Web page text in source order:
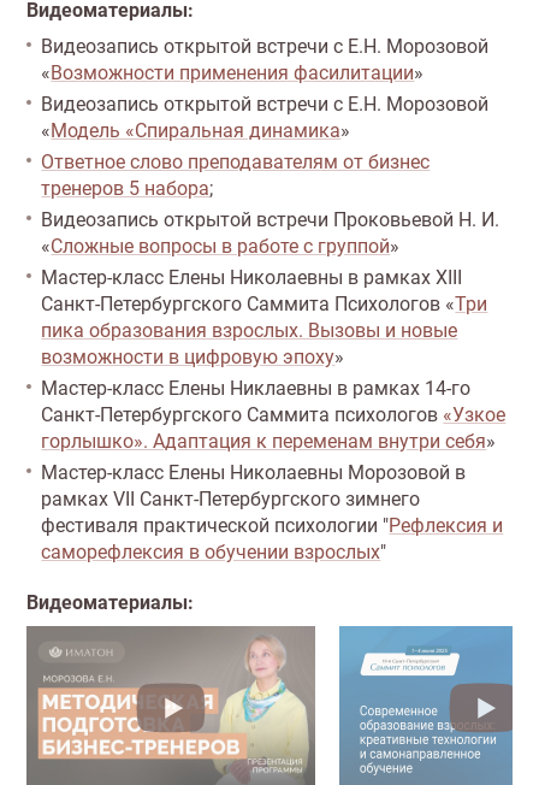
Видеоматериалы:
Видеозапись открытой встречи с Е.Н. Морозовой
«Возможности применения фасилитации»
Видеозапись открытой встречи с Е.Н. Морозовой
«Модель «Спиральная динамика»
Ответное слово преподавателям от бизнес
тренеров 5 набора;
Видеозапись открытой встречи Проковьевой Н. И.
«Сложные вопросы в работе с группой»
Мастер-класс Елены Николаевны в рамках XIII
Санкт-Петербургского Саммита Психологов «Три
пика образования взрослых. Вызовы и новые
возможности в цифровую эпоху»
Мастер-класс Елены Никлаевны в рамках 14-го
Санкт-Петербургского Саммита психологов «Узкое
горлышко». Адаптация к переменам внутри себя»
Мастер-класс Елены Николаевны Морозовой в
рамках VII Санкт-Петербургского зимнего
фестиваля практической психологии "Рефлексия и
саморефлексия в обучении взрослых"
Видеоматериалы: